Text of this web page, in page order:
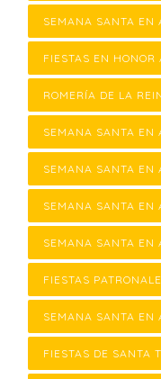
SEMANA SANTA EN
FIESTAS EN HONOR
ROMERÍA DE LA
SEMANA SANTA EN
SEMANA SANTA EN
SEMANA SANTA EN
SEMANA SANTA EN
FIESTAS
SEMANA SANTA EN
FIESTAS DE SANTA